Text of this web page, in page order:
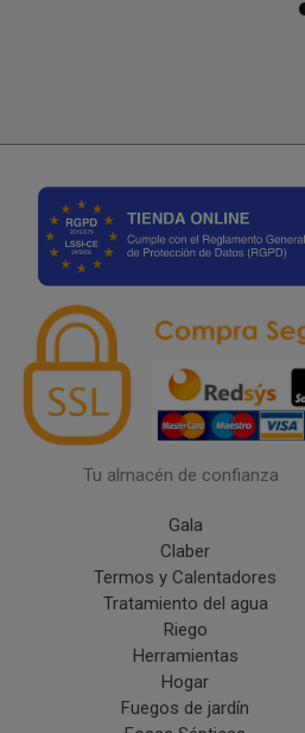
Tu almacén de confianza
Gala
Claber
Termos y Calentadores
Tratamiento del agua
Riego
Herramientas
Hogar
Fuegos de jardín